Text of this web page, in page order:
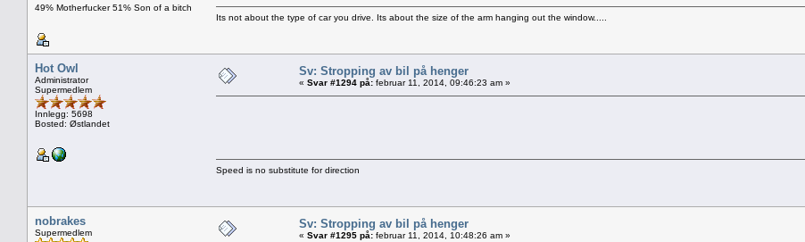
49% Motherfucker 51% Son of a bitch
Its not about the type of car you drive. Its about the size of the arm hanging out the window.....
Hot Owl
Administrator
Supermedlem
Innlegg: 5698
Bosted: Østlandet
Sv: Stropping av bil på henger
« Svar #1294 på: februar 11, 2014, 09:46:23 am »
Speed is no substitute for direction
nobrakes
Supermedlem
Sv: Stropping av bil på henger
« Svar #1295 på: februar 11, 2014, 10:48:26 am »